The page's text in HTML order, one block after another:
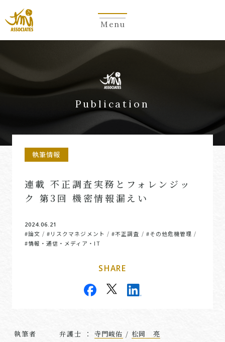
Menu
Publication
執筆情報
連載 不正調査実務とフォレンジッ
ク 第3回 機密情報漏えい
2024.06.21
#論文 / #リスクマネジメント /#不正調査 / #その他危機管理 /
#情報・通信・メディア・IT
SHARE
執筆者 弁護士 ： 寺門峻佑 / 松岡 亮